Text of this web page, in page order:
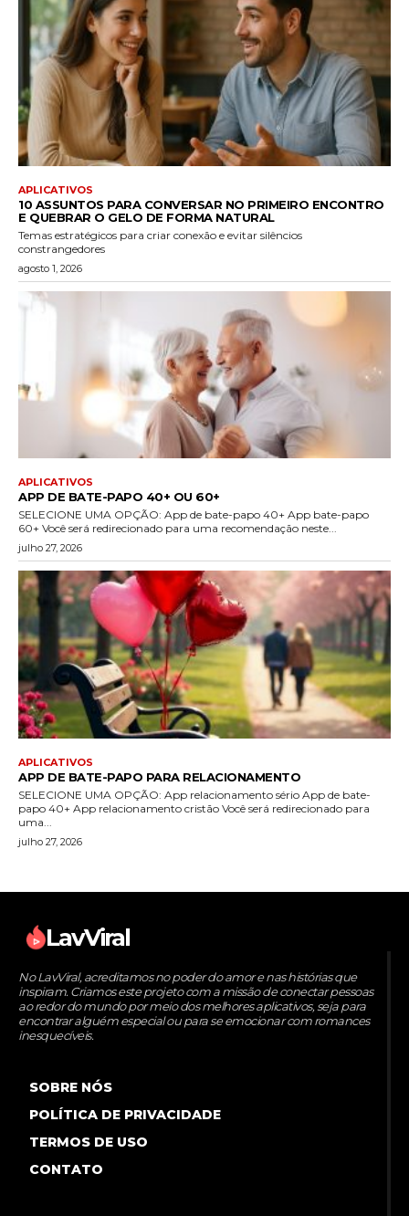
APLICATIVOS
10 ASSUNTOS PARA CONVERSAR NO PRIMEIRO ENCONTRO
E QUEBRAR O GELO DE FORMA NATURAL
Temas estratégicos para criar conexão e evitar silêncios
constrangedores
agosto 1, 2026
APLICATIVOS
APP DE BATE-PAPO 40+ OU 60+
SELECIONE UMA OPÇÃO: App de bate-papo 40+ App bate-papo
60+ Você será redirecionado para uma recomendação neste...
julho 27, 2026
APLICATIVOS
APP DE BATE-PAPO PARA RELACIONAMENTO
SELECIONE UMA OPÇÃO: App relacionamento sério App de bate-
papo 40+ App relacionamento cristão Você será redirecionado para
uma...
julho 27, 2026
LavViral
No LavViral, acreditamos no poder do amor e nas histórias que
inspiram. Criamos este projeto com a missão de conectar pessoas
ao redor do mundo por meio dos melhores aplicativos, seja para
encontrar alguém especial ou para se emocionar com romances
inesquecíveis.
SOBRE NÓS
POLÍTICA DE PRIVACIDADE
TERMOS DE USO
CONTATO